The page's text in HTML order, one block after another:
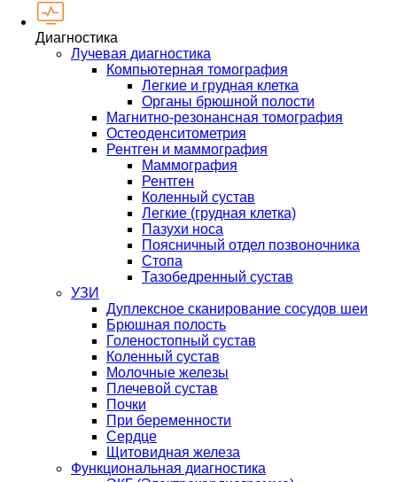
Диагностика
Лучевая диагностика
Компьютерная томография
Легкие и грудная клетка
Органы брюшной полости
Магнитно-резонансная томография
Остеоденситометрия
Рентген и маммография
Маммография
Рентген
Коленный сустав
Легкие (грудная клетка)
Пазухи носа
Поясничный отдел позвоночника
Стопа
Тазобедренный сустав
УЗИ
Дуплексное сканирование сосудов шеи
Брюшная полость
Голеностопный сустав
Коленный сустав
Молочные железы
Плечевой сустав
Почки
При беременности
Сердце
Щитовидная железа
Функциональная диагностика